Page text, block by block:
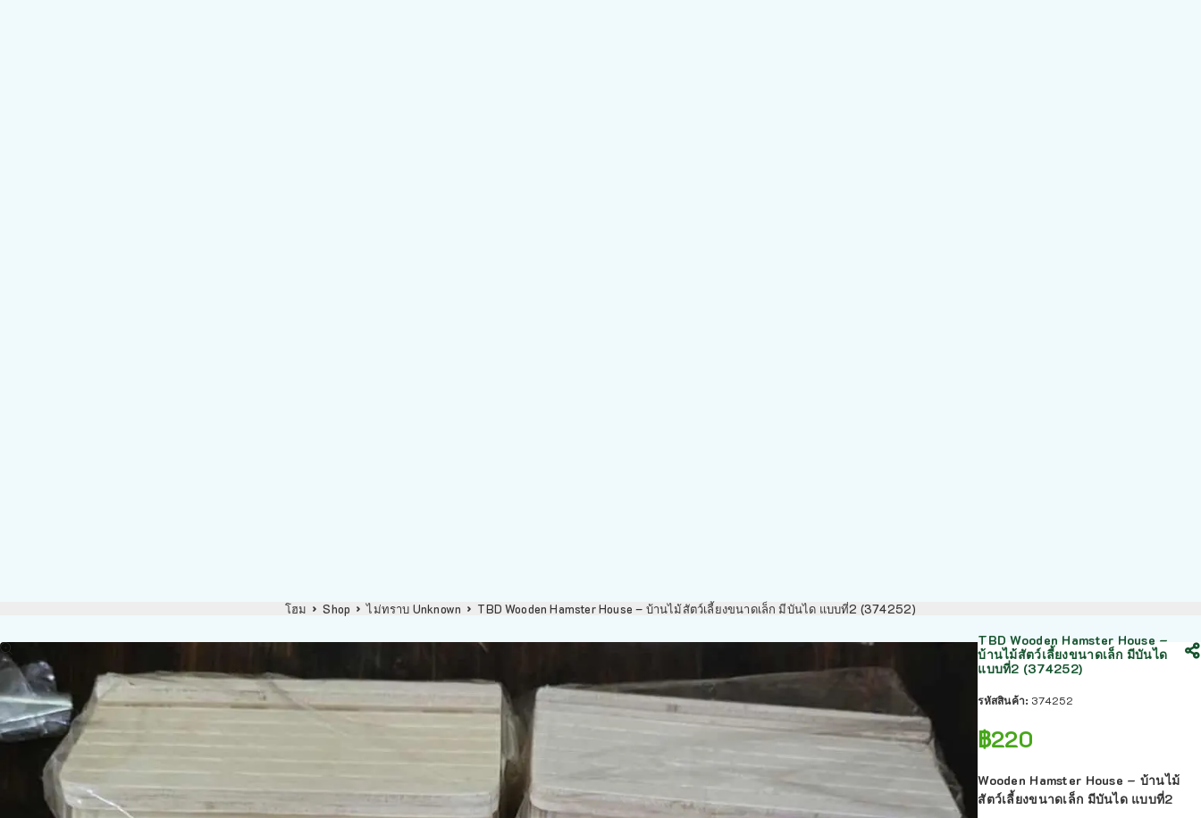
โฮม Shop ไม่ทราบ Unknown TBD Wooden Hamster House – บ้านไม้สัตว์เลี้ยงขนาดเล็ก มีบันได แบบที่2 (374252)
TBD Wooden Hamster House –
บ้านไม้สัตว์เลี้ยงขนาดเล็ก มีบันได
แบบที่2 (374252)
รหัสสินค้า: 374252
฿220
Wooden Hamster House – บ้านไม้
สัตว์เลี้ยงขนาดเล็ก มีบันได แบบที่2